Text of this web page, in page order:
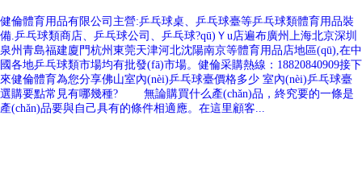
健倫體育用品有限公司主營:乒乓球桌、乒乓球臺等乒乓球類體育用品裝
備.乒乓球類商店、乒乓球公司、乒乓球?qū)Ｙu店遍布廣州上海北京深圳
泉州青島福建廈門杭州東莞天津河北沈陽南京等體育用品店地區(qū),在中
國各地乒乓球類市場均有批發(fā)市場。健倫采購熱線：18820840909接下
來健倫體育為您分享佛山室內(nèi)乒乓球臺價格多少 室內(nèi)乒乓球臺
選購要點常見有哪幾種? 無論購買什么產(chǎn)品，終究要的一條是
產(chǎn)品要與自己具有的條件相適應。在這里顧客...